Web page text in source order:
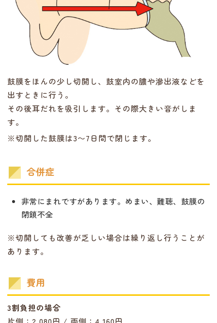
鼓膜をほんの少し切開し、鼓室内の膿や滲出液などを
出すときに行う。
その後耳だれを吸引します。その際大きい音がしま
す。
※切開した鼓膜は3〜7日間で閉じます。
合併症
非常にまれですがあります。めまい、難聴、鼓膜の
閉鎖不全
※切開しても改善が乏しい場合は繰り返し行うことが
あります。
費用
3割負担の場合